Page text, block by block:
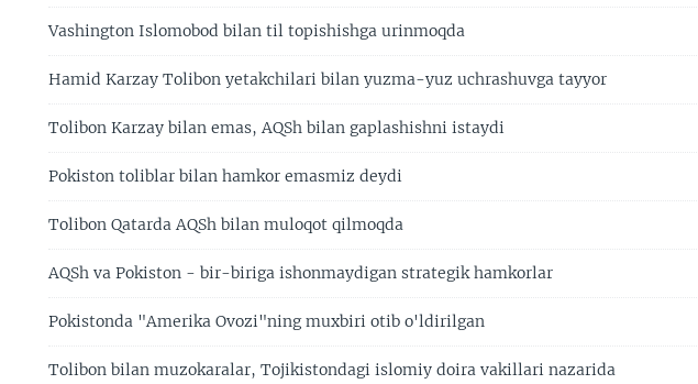
Vashington Islomobod bilan til topishishga urinmoqda
Hamid Karzay Tolibon yetakchilari bilan yuzma-yuz uchrashuvga tayyor
Tolibon Karzay bilan emas, AQSh bilan gaplashishni istaydi
Pokiston toliblar bilan hamkor emasmiz deydi
Tolibon Qatarda AQSh bilan muloqot qilmoqda
AQSh va Pokiston - bir-biriga ishonmaydigan strategik hamkorlar
Pokistonda "Amerika Ovozi"ning muxbiri otib o'ldirilgan
Tolibon bilan muzokaralar, Tojikistondagi islomiy doira vakillari nazarida